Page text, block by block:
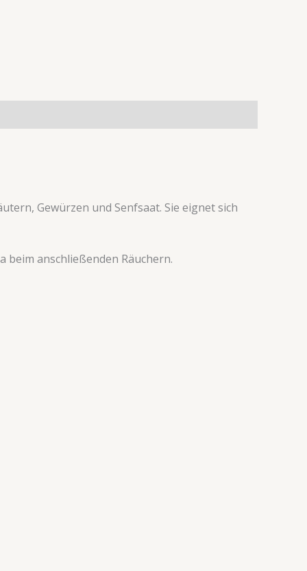
Gewürzen und Senfsaat. Sie eignet sich
anschließenden Räuchern.